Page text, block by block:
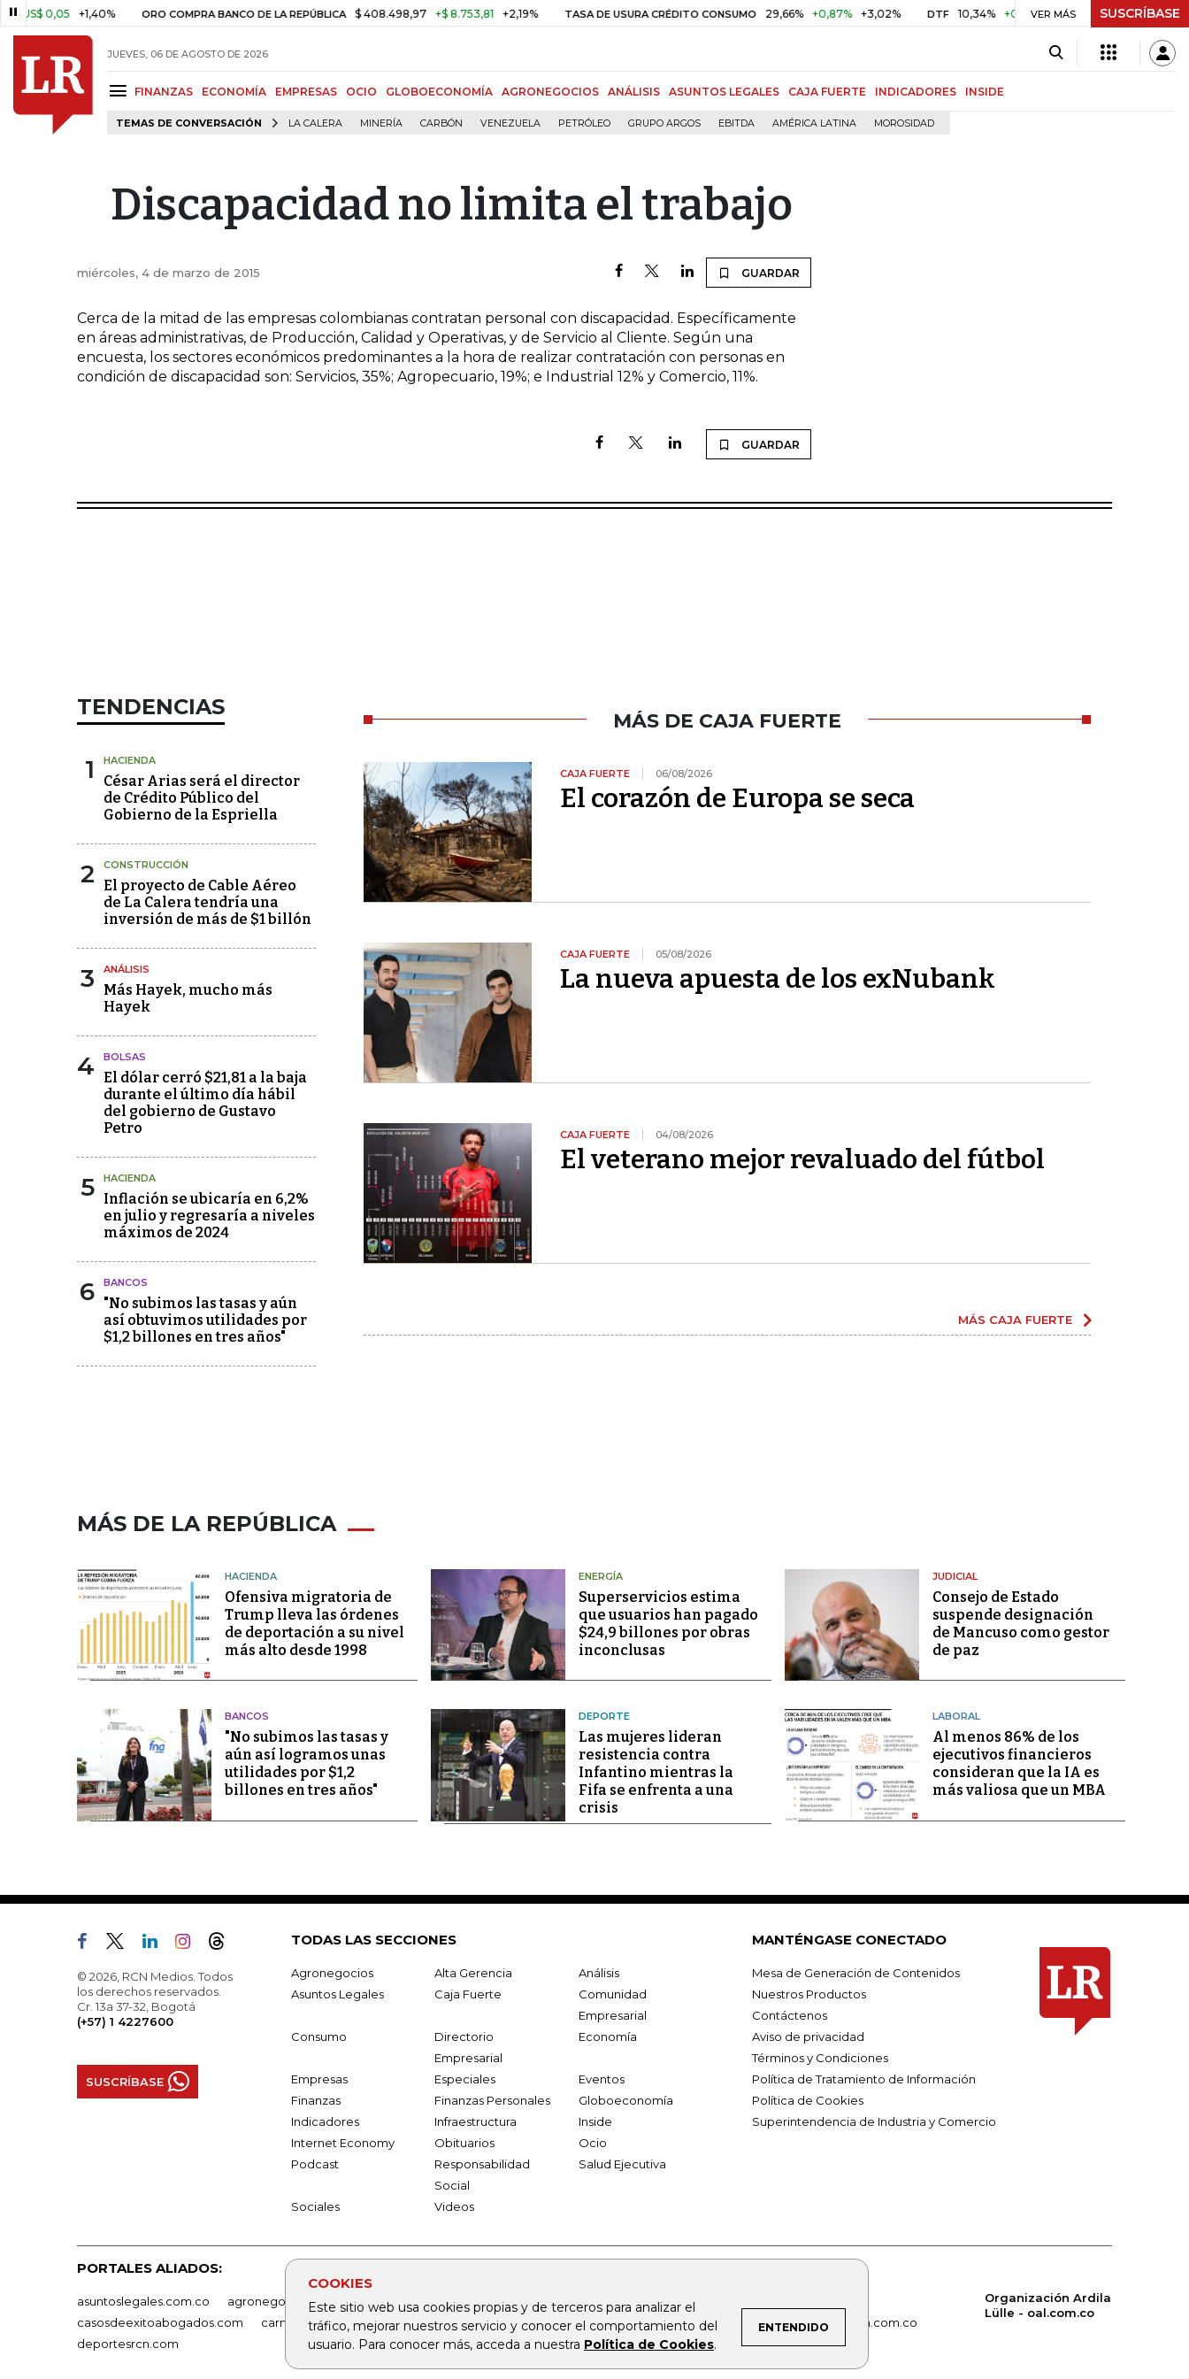
0,05 +1,40% ORO COMPRA BANCO DE LA REPÚBLICA $ 408.498,97 +$ 8.753,81 +2,19% TASA DE USURA CRÉDITO CONSUMO 29,66% +0,87% +3,02% DTF 10,34% +0,10% +0,98% UVR $ 416,86 +$
VER MÁS SUSCRÍBASE
JUEVES, 06 DE AGOSTO DE 2026
FINANZAS ECONOMÍA EMPRESAS OCIO GLOBOECONOMÍA AGRONEGOCIOS ANÁLISIS ASUNTOS LEGALES CAJA FUERTE INDICADORES INSIDE
TEMAS DE CONVERSACIÓN LA CALERA MINERÍA CARBÓN VENEZUELA PETRÓLEO GRUPO ARGOS EBITDA AMÉRICA LATINA MOROSIDAD
COOKIES
Este sitio web usa cookies propias y de terceros para analizar el
tráfico, mejorar nuestros servicio y conocer el comportamiento del
usuario. Para conocer más, acceda a nuestra Política de Cookies.
ENTENDIDO
Discapacidad no limita el trabajo
miércoles, 4 de marzo de 2015 GUARDAR
Cerca de la mitad de las empresas colombianas contratan personal con discapacidad. Específicamente
en áreas administrativas, de Producción, Calidad y Operativas, y de Servicio al Cliente. Según una
encuesta, los sectores económicos predominantes a la hora de realizar contratación con personas en
condición de discapacidad son: Servicios, 35%; Agropecuario, 19%; e Industrial 12% y Comercio, 11%.
GUARDAR
TENDENCIAS
1 HACIENDA
César Arias será el director
de Crédito Público del
Gobierno de la Espriella
2 CONSTRUCCIÓN
El proyecto de Cable Aéreo
de La Calera tendría una
inversión de más de $1 billón
3 ANÁLISIS
Más Hayek, mucho más
Hayek
4 BOLSAS
El dólar cerró $21,81 a la baja
durante el último día hábil
del gobierno de Gustavo
Petro
5 HACIENDA
Inflación se ubicaría en 6,2%
en julio y regresaría a niveles
máximos de 2024
6 BANCOS
"No subimos las tasas y aún
así obtuvimos utilidades por
$1,2 billones en tres años"
MÁS DE CAJA FUERTE
CAJA FUERTE 06/08/2026
El corazón de Europa se seca
CAJA FUERTE 05/08/2026
La nueva apuesta de los exNubank
CAJA FUERTE 04/08/2026
El veterano mejor revaluado del fútbol
MÁS CAJA FUERTE
MÁS DE LA REPÚBLICA
HACIENDA
Ofensiva migratoria de
Trump lleva las órdenes
de deportación a su nivel
más alto desde 1998
ENERGÍA
Superservicios estima
que usuarios han pagado
$24,9 billones por obras
inconclusas
JUDICIAL
Consejo de Estado
suspende designación
de Mancuso como gestor
de paz
BANCOS
"No subimos las tasas y
aún así logramos unas
utilidades por $1,2
billones en tres años"
DEPORTE
Las mujeres lideran
resistencia contra
Infantino mientras la
Fifa se enfrenta a una
crisis
LABORAL
Al menos 86% de los
ejecutivos financieros
consideran que la IA es
más valiosa que un MBA
© 2026, RCN Medios. Todos
los derechos reservados.
Cr. 13a 37-32, Bogotá
(+57) 1 4227600
SUSCRÍBASE
TODAS LAS SECCIONES
Agronegocios Alta Gerencia
Análisis
Asuntos Legales
Caja Fuerte
Comunidad
Empresarial
Consumo
Directorio
Empresarial
Economía
Empresas Especiales
Eventos
Finanzas
Finanzas Personales
Globoeconomía
Indicadores
Infraestructura
Inside
Internet Economy
Obituarios
Ocio
Podcast
Responsabilidad
Social
Salud Ejecutiva
Sociales Videos
MANTÉNGASE CONECTADO
Mesa de Generación de Contenidos
Nuestros Productos
Contáctenos
Aviso de privacidad
Términos y Condiciones
Política de Tratamiento de Información
Política de Cookies
Superintendencia de Industria y Comercio
PORTALES ALIADOS:
asuntoslegales.com.co agronegocios.co empresas.larepublica.co firmasdeabogados.com
bolsaencolombia.com
casosdeexitoabogados.com
carnavalindustriacultural.com canalrcn.com rcnradio.com noticiasrcn.com lafm.com.co
alerta.com.co
deportesrcn.com
Organización Ardila
Lülle - oal.com.co